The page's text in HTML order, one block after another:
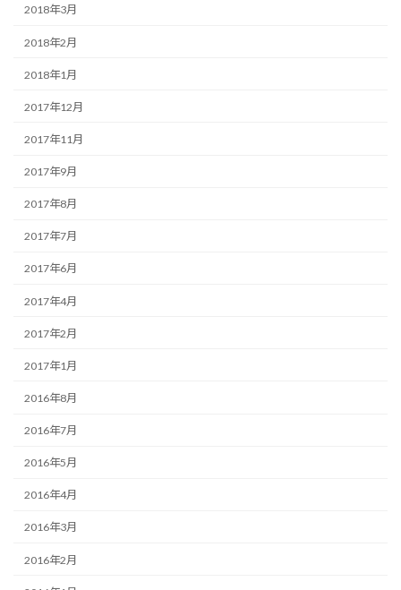
2018年3月
2018年2月
2018年1月
2017年12月
2017年11月
2017年9月
2017年8月
2017年7月
2017年6月
2017年4月
2017年2月
2017年1月
2016年8月
2016年7月
2016年5月
2016年4月
2016年3月
2016年2月